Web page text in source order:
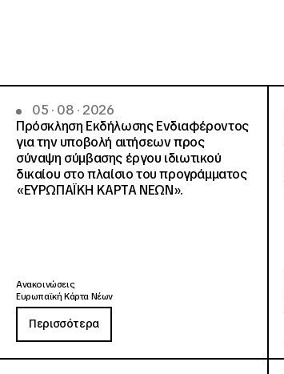
05 · 08 · 2026
Πρόσκληση Εκδήλωσης Ενδιαφέροντος
για την υποβολή αιτήσεων προς
σύναψη σύμβασης έργου ιδιωτικού
δικαίου στο πλαίσιο του προγράμματος
«ΕΥΡΩΠΑΪΚΗ ΚΑΡΤΑ ΝΕΩΝ».
Ανακοινώσεις
Ευρωπαϊκή Κάρτα Νέων
Περισσότερα